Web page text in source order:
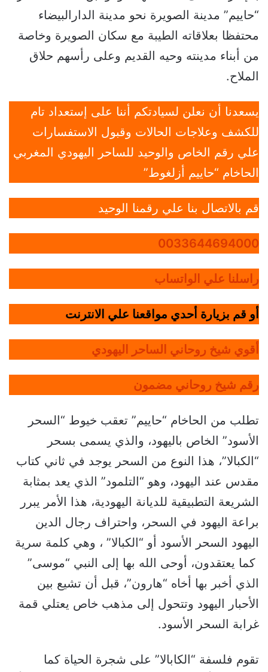
“حاييم” مدينة الصويرة نحو مدينة الدارالبيضاء
محتفظا بعلاقاته الطيبة مع سكان الصويرة وخاصة
من أبناء مدينته وحيه القديم وعلى رأسهم حلاق
الملاح.
يسعدنا أن نعلن لسيادتكم أننا على إستعداد تام
للكشف وعلاجات الحالات وقبول الاستفسارات
علي رقم الخاص والوحيد للساحر اليهودي المغربي
الحاخام “حاييم أزلغوط”
قم بالاتصال بنا علي رقمنا الوحيد
0033644694000
راسلنا علي الواتساب
أو قم بزيارة أحدي مواقعنا علي الانترنت
أقوي شيخ روحاني الساحر اليهودي
رقم شيخ روحاني مضمون
تطلب من الحاخام “حاييم” تعقب خيوط “السحر
الأسود” الخاص باليهود، والذي يسمى بسحر
“الكبالا”، هذا النوع من السحر يوجد في ثاني كتاب
مقدس عند اليهود، وهو “التلمود” الذي يعد بمثابة
الشريعة التطبيقية للديانة اليهودية، هذا الأمر يبرر
براعة اليهود في السحر، واحتراف رجال الدين
اليهود السحر الأسود أو “الكبالا” ، وهي كلمة سرية
كما يعتقدون، أوحى الله بها إلى النبي “موسى”
الذي أخبر بها أخاه “هارون”، قبل أن تشيع بين
الأحبار اليهود وتتحول إلى مذهب خاص يعتلي قمة
غرابة السحر الأسود.
تقوم فلسفة “الكابالا” على شجرة الحياة كما